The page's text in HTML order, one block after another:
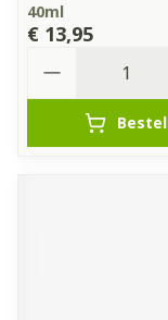
40ml
€ 13,95
Bestel